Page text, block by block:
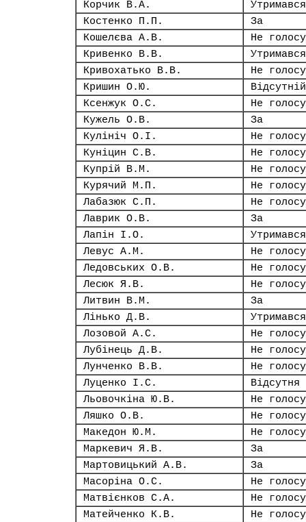
Корчик В.А.
Утримався
Костенко П.П.
За
Кошелєва А.В.
Не
Кривенко В.В.
Утримався
Кривохатько В.В.
Не
Кришин О.Ю.
Відсутній
Ксенжук О.С.
Не
Кужель О.В.
За
Кулініч О.І.
Не
Куніцин С.В.
Не
Купрій В.М.
Не
Курячий М.П.
Не
Лабазюк С.П.
Не
Лаврик О.В.
За
Лапін І.О.
Утримався
Левус А.М.
Не
Ледовських О.В.
Не
Лесюк Я.В.
Не
Литвин В.М.
За
Лінько Д.В.
Утримався
Лозовой А.С.
Не
Лубінець Д.В.
Не
Лунченко В.В.
Не
Луценко І.С.
Відсутня
Льовочкіна Ю.В.
Не
Ляшко О.В.
Не
Македон Ю.М.
Не
Маркевич Я.В.
За
Мартовицький А.В.
За
Масоріна О.С.
Не
Матвієнков С.А.
Не
Матейченко К.В.
Не